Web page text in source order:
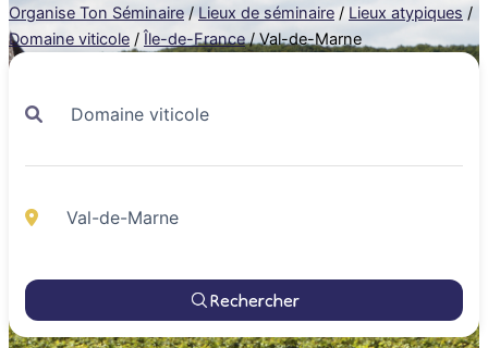
Organise Ton Séminaire / Lieux de séminaire / Lieux atypiques /
Domaine viticole / Île-de-France / Val-de-Marne
Rechercher